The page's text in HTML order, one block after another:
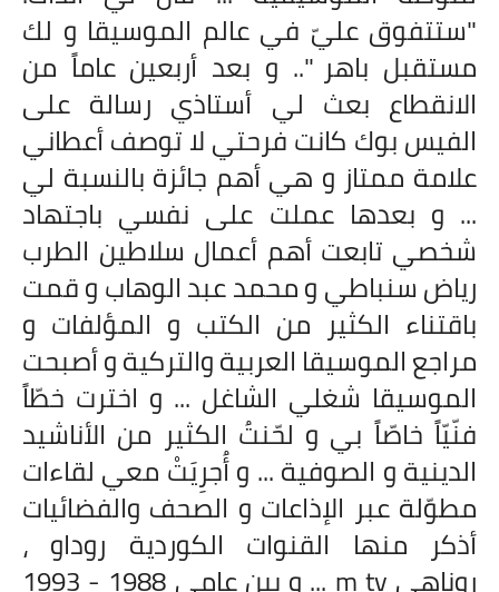
"ستتفوق عليّ في عالم الموسيقا و لك
مستقبل باهر ".. و بعد أربعين عاماً من
الانقطاع بعث لي أستاذي رسالة على
الفيس بوك كانت فرحتي لا توصف أعطاني
علامة ممتاز و هي أهم جائزة بالنسبة لي
... و بعدها عملت على نفسي باجتهاد
شخصي تابعت أهم أعمال سلاطين الطرب
رياض سنباطي و محمد عبد الوهاب و قمت
باقتناء الكثير من الكتب و المؤلفات و
مراجع الموسيقا العربية والتركية و أصبحت
الموسيقا شغلي الشاغل ... و اخترت خطّاً
فنّيّاً خاصّاً بي و لحّنتُ الكثير من الأناشيد
الدينية و الصوفية ... و أُجرِيَتْ معي لقاءات
مطوّلة عبر الإذاعات و الصحف والفضائيات
أذكر منها القنوات الكوردية روداو ،
روناهي m tv ... و بين عامي 1988 - 1993